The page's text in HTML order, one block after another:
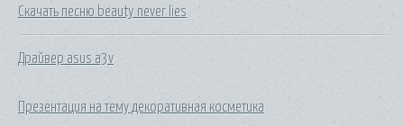
Скачать песню beauty never lies
Драйвер asus a3v
Презентация на тему декоративная косметика